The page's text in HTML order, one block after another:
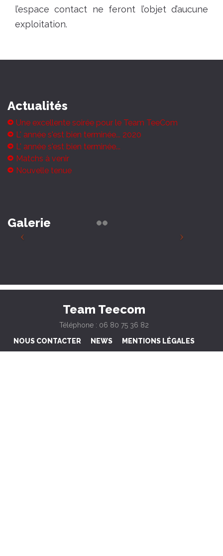
l’espace contact ne feront l’objet d’aucune
exploitation.
Actualités
Une excellente soirée pour le Team TeeCom
L' année s'est bien terminée... 2020
L' année s'est bien terminée...
Matchs à venir
Nouvelle tenue
Galerie
Team Teecom
Téléphone : 06 80 75 36 82
NOUS CONTACTER
NEWS MENTIONS LÉGALES